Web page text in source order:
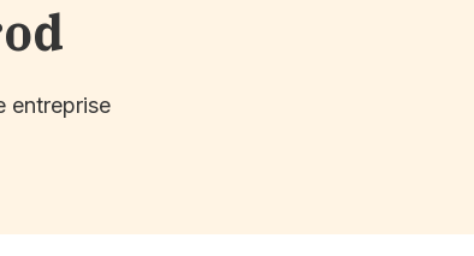
entreprise